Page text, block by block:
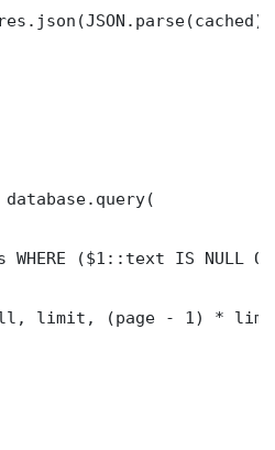
WHERE ($1::text IS NULL
limit, (page - 1) *